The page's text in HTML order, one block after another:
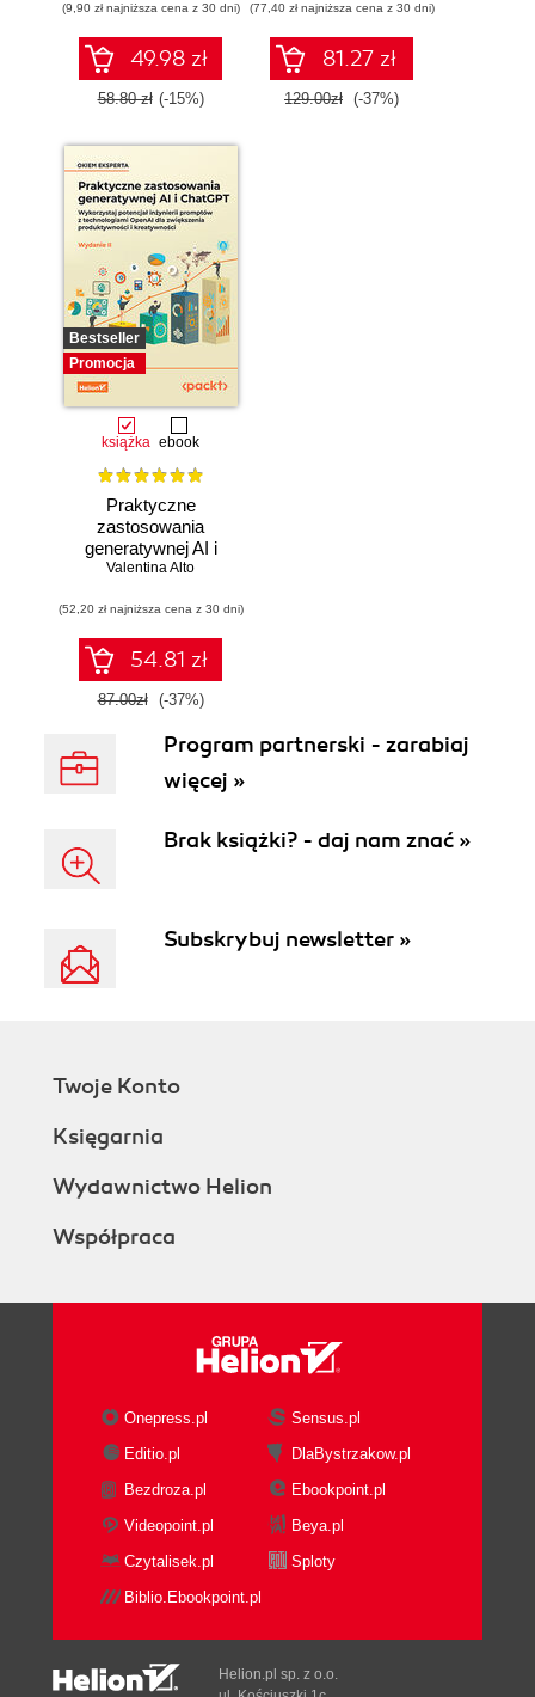
(9,90 zł najniższa cena z 30 dni)
49.98 zł
58.80 zł (-15%)
zastosowaniach.
Wydanie IV
(77,40 zł najniższa cena z 30 dni)
81.27 zł
129.00zł (-37%)
Bestseller
Promocja
książka ebook
Praktyczne
zastosowania
generatywnej AI i
ChatGPT.
potencjał inżynierii
promptów z
technologiami
OpenAI dla
zwiększenia
kreatywności.
Valentina Alto
(52,20 zł najniższa cena z 30 dni)
54.81 zł
87.00zł (-37%)
Program partnerski - zarabiaj
więcej »
Brak książki? - daj nam znać »
Subskrybuj newsletter »
Twoje Konto
Księgarnia
Wydawnictwo Helion
Współpraca
Onepress.pl
Sensus.pl
Editio.pl
DlaBystrzakow.pl
Bezdroza.pl
Ebookpoint.pl
Videopoint.pl
Beya.pl
Czytalisek.pl
Sploty
Biblio.Ebookpoint.pl
Helion.pl sp. z o.o.